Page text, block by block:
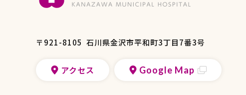
〒921-8105 石川県金沢市平和町3丁目7番3号
アクセス Google Map